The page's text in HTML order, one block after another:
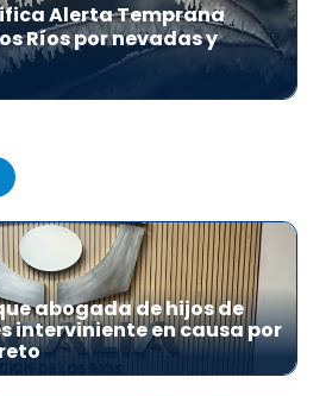
Alerta Temprana
Ríos por nevadas y
abogada de hijos de
interviniente en causa por